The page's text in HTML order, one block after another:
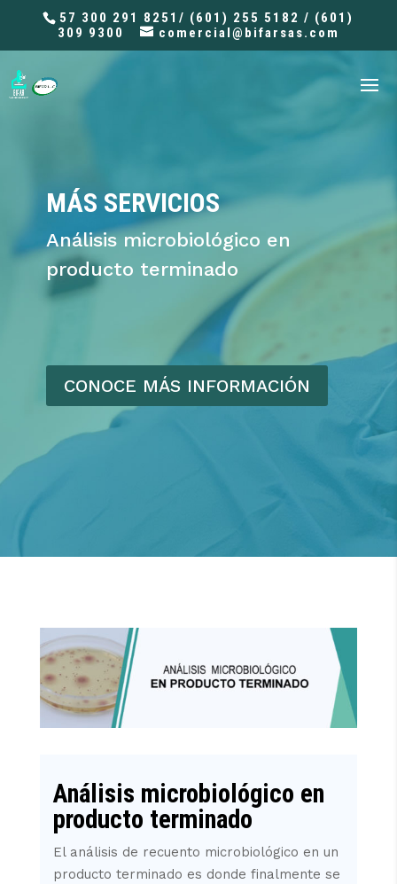
57 300 291 8251/ (601) 255 5182 / (601)
309 9300
comercial@bifarsas.com
MÁS SERVICIOS
Análisis microbiológico en
producto terminado
CONOCE MÁS INFORMACIÓN
Análisis microbiológico en
producto terminado
El análisis de recuento microbiológico en un
producto terminado es donde finalmente se